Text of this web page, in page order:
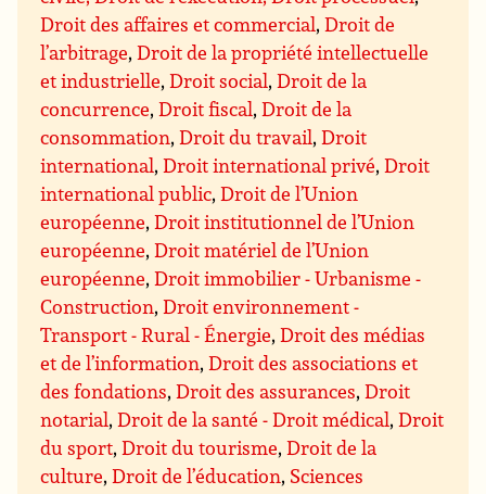
Droit des affaires et commercial,Droit de
l’arbitrage,Droit de la propriété intellectuelle
et industrielle,Droit social,Droit de la
concurrence,Droit fiscal,Droit de la
consommation,Droit du travail,Droit
international,Droit international privé,Droit
international public,Droit de l’Union
européenne,Droit institutionnel de l’Union
européenne,Droit matériel de l’Union
européenne,Droit immobilier - Urbanisme -
Construction,Droit environnement -
Transport - Rural - Énergie,Droit des médias
et de l’information,Droit des associations et
des fondations,Droit des assurances,Droit
notarial,Droit de la santé - Droit médical,Droit
du sport,Droit du tourisme,Droit de la
culture,Droit de l’éducation, Sciences